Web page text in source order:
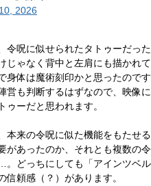
2026
呪に似せられたタトゥーだった
じゃなく背中と左肩にも描かれて
身体は魔術刻印かと思ったのです
営も判断するはずなので、映像に
ーだと思われます。
来の令呪に似た機能をもたせる
があったのか、それとも複数の令
どっちにしても「アインツベル
頼感（？）があります。